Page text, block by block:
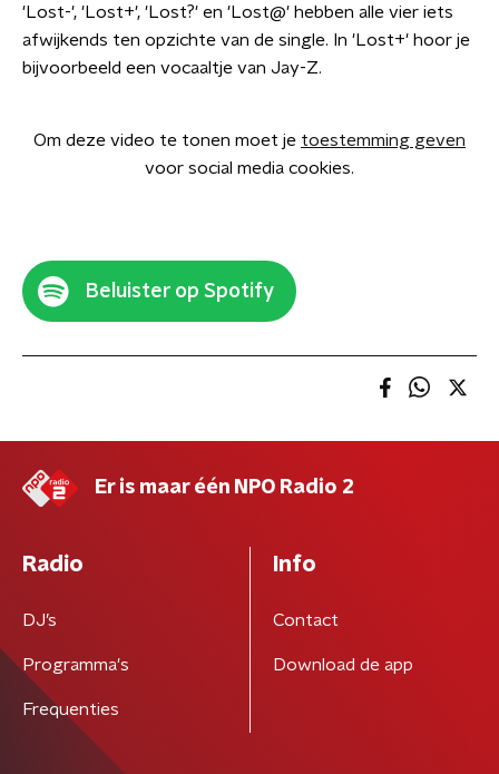
'Lost-', 'Lost+', 'Lost?' en 'Lost@' hebben alle vier iets
afwijkends ten opzichte van de single. In 'Lost+' hoor je
bijvoorbeeld een vocaaltje van Jay-Z.
Om deze video te tonen moet je toestemming geven
voor social media cookies.
Beluister op Spotify
Er is maar één NPO Radio 2
Radio
DJ’s
Programma's
Frequenties
Info
Contact
Download de app